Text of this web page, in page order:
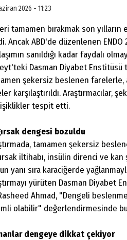
2026 - 11:23
tamamen bırakmak son
Ancak ABD'de düzenlenen
sanıldığı kadar faydalı
Dasman Diyabet Enstitüsü
şekersiz beslenen
karşılaştırıldı.
tespit etti.
dengesi bozuldu
tamamen şekersiz
iltihabı, insülin direnci ve
yanı sıra karaciğerde
yürüten Dasman Diyabet
Ahmad, "Dengeli
olabilir" değerlendirmesinde
dengeye dikkat çekiyor